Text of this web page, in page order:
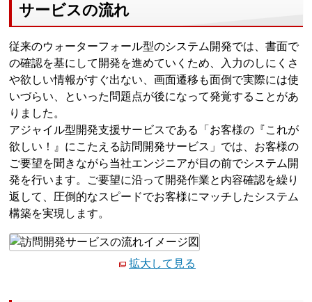
サービスの流れ
従来のウォーターフォール型のシステム開発では、書面で
の確認を基にして開発を進めていくため、入力のしにくさ
や欲しい情報がすぐ出ない、画面遷移も面倒で実際には使
いづらい、といった問題点が後になって発覚することがあ
りました。
アジャイル型開発支援サービスである「お客様の『これが
欲しい！』にこたえる訪問開発サービス」では、お客様の
ご要望を聞きながら当社エンジニアが目の前でシステム開
発を行います。ご要望に沿って開発作業と内容確認を繰り
返して、圧倒的なスピードでお客様にマッチしたシステム
構築を実現します。
拡大して見る